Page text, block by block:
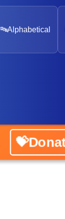
🔤Alphabetical
💝Donate